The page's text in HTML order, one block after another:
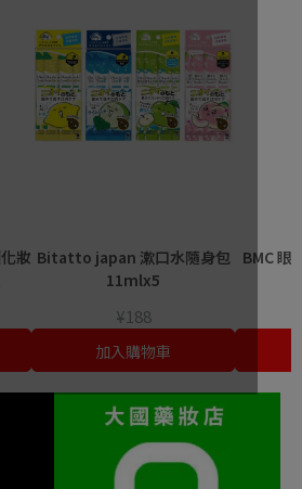
妝 Bitatto japan 漱口水隨身包
11mlx5
¥188
加入購物車
BMC 眼